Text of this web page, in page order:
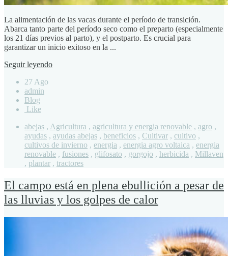
La alimentación de las vacas durante el período de transición.
Abarca tanto parte del período seco como el preparto (especialmente
los 21 días previos al parto), y el postparto. Es crucial para
garantizar un inicio exitoso en la ...
Seguir leyendo
27 Ago
admin
Blog
Like
abejas , Agricultura , agricultura y energia renovable , agro ,
ayudas , ayudas abejas , beneficios , Cultivar , cultivo ,
cultivos de invierno , energia , energia agro voltaica , energia
renovable , fusiones , glifosato , gorgojo , herbicida , Millaven
, plantar , tractores
El campo está en plena ebullición a pesar de
las lluvias y los golpes de calor